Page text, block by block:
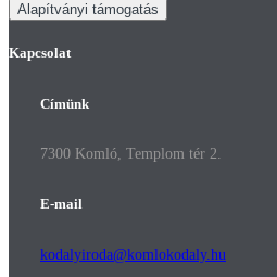
Alapítványi támogatás
Kapcsolat
Címünk
7300 Komló, Templom tér 2.
E-mail
kodalyiroda@komlokodaly.hu